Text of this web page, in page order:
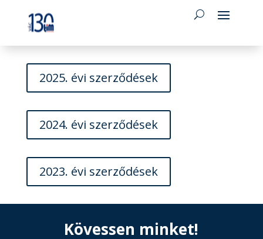
2025. évi szerződések
2024. évi szerződések
2023. évi szerződések
Kövessen minket!